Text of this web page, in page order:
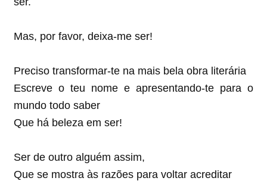
Mas, por favor, deixa-me ser!
Preciso transformar-te na mais bela obra literária
Escreve o teu nome e apresentando-te para o
mundo todo saber
Que há beleza em ser!
Ser de outro alguém assim,
Que se mostra às razões para voltar acreditar